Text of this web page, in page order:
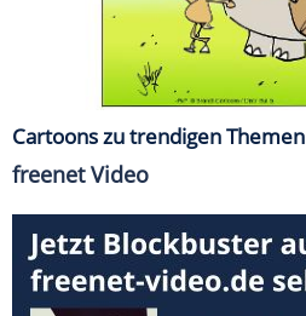
Cartoons zu trendigen Themen
freenet Video